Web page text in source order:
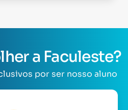
a Faculeste?
por ser nosso aluno